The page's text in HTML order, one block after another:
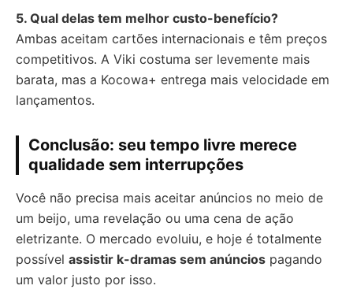
5. Qual delas tem melhor custo-benefício?
Ambas aceitam cartões internacionais e têm preços
competitivos. A Viki costuma ser levemente mais
barata, mas a Kocowa+ entrega mais velocidade em
lançamentos.
Conclusão: seu tempo livre merece
qualidade sem interrupções
Você não precisa mais aceitar anúncios no meio de
um beijo, uma revelação ou uma cena de ação
eletrizante. O mercado evoluiu, e hoje é totalmente
possível assistir k-dramas sem anúncios pagando
um valor justo por isso.